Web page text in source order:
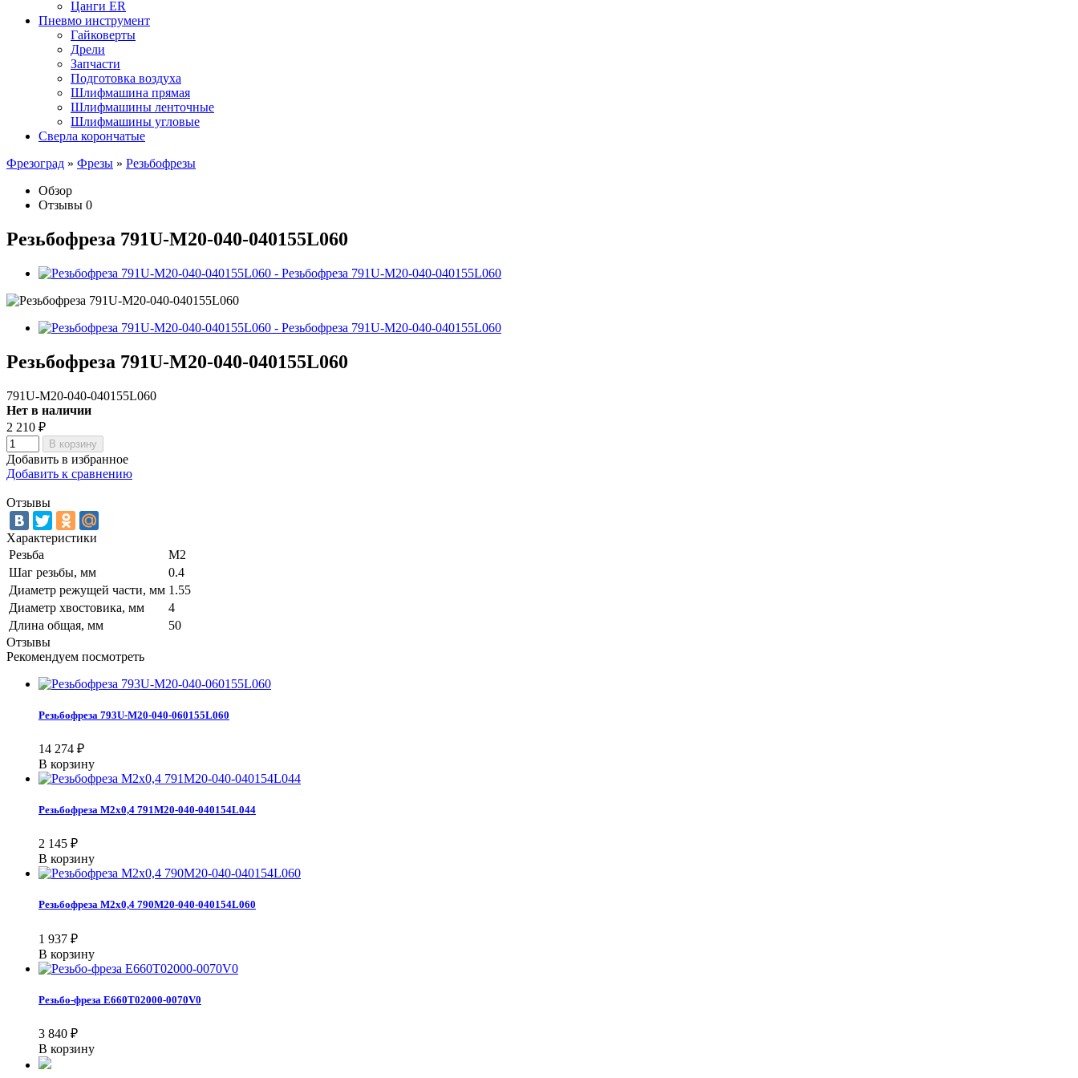
Цанги ER
Пневмо инструмент
Гайковерты
Дрели
Запчасти
Подготовка воздуха
Шлифмашина прямая
Шлифмашины ленточные
Шлифмашины угловые
Сверла корончатые
Фрезоград » Фрезы » Резьбофрезы
Обзор
Отзывы 0
Резьбофреза 791U-M20-040-040155L060
Резьбофреза 791U-M20-040-040155L060
791U-M20-040-040155L060
Нет в наличии
2 210 ₽
В корзину
Добавить в избранное
Добавить к сравнению
Отзывы
Характеристики
Резьба
M2
Шаг резьбы, мм
0.4
Диаметр режущей части, мм 1.55
Диаметр хвостовика, мм
4
Длина общая, мм
50
Отзывы
Рекомендуем посмотреть
Резьбофреза 793U-M20-040-060155L060
14 274 ₽
В корзину
Резьбофреза М2х0,4 791M20-040-040154L044
2 145 ₽
В корзину
Резьбофреза М2х0,4 790M20-040-040154L060
1 937 ₽
В корзину
Резьбо-фреза E660T02000-0070V0
3 840 ₽
В корзину